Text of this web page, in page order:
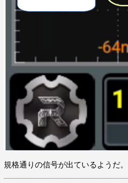
規格通りの信号が出ているようだ。